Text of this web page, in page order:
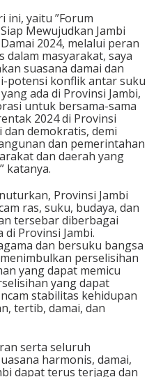
ini, yaitu ”Forum
Mewujudkan Jambi
2024, melalui peran
dalam masyarakat, saya
suasana damai dan
potensi konflik antar suku
ada di Provinsi Jambi,
untuk bersama-sama
2024 di Provinsi
dan demokratis, demi
dan pemerintahan
dan daerah yang
katanya.
Provinsi Jambi
ras, suku, budaya, dan
tersebar diberbagai
Provinsi Jambi.
dan bersuku bangsa
perselisihan
yang dapat memicu
yang dapat
stabilitas kehidupan
tertib, damai, dan
serta seluruh
harmonis, damai,
dapat terus terjaga dan